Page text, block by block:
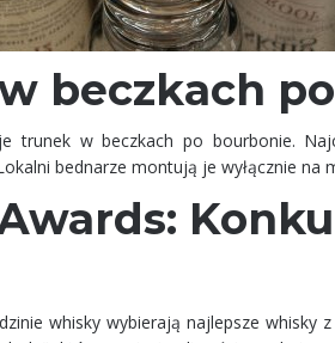
beczkach
trunek w beczkach po bourbonie.
bednarze montują je wyłącznie na
whisky wybierają najlepsze whisky